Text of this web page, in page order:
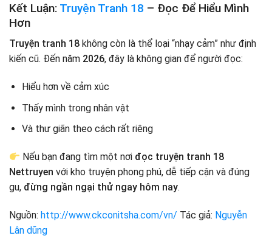
Kết Luận: Truyện Tranh 18 – Đọc Để Hiểu Mình
Hơn
Truyện tranh 18 không còn là thể loại “nhạy cảm” như định
kiến cũ. Đến năm 2026, đây là không gian để người đọc:
Hiểu hơn về cảm xúc
Thấy mình trong nhân vật
Và thư giãn theo cách rất riêng
Nếu bạn đang tìm một nơi đọc truyện tranh 18
Nettruyen với kho truyện phong phú, dễ tiếp cận và đúng
gu, đừng ngần ngại thử ngay hôm nay.
Nguồn: http://www.ckconitsha.com/vn/ Tác giả: Nguyễn
Lân dũng